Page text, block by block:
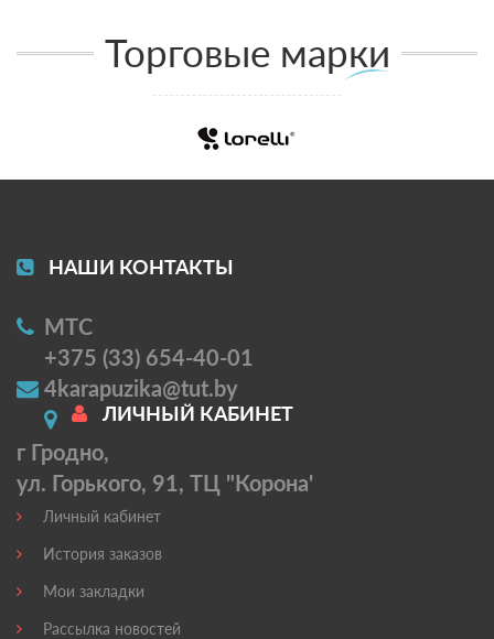
Торговые марки
НАШИ КОНТАКТЫ
МТС
+375 (33) 654-40-01
4karapuzika@tut.by
г Гродно,
ул. Горького, 91, ТЦ "Корона'
ЛИЧНЫЙ КАБИНЕТ
Личный кабинет
История заказов
Мои закладки
Рассылка новостей